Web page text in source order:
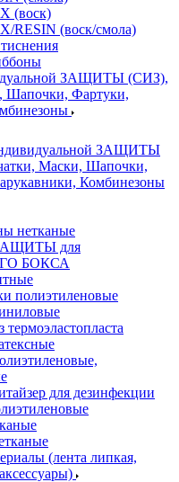
(воск)
RESIN (воск/смола)
ЗАЩИТЫ (СИЗ),
Шапочки, Фартуки,
ЗАЩИТЫ
Маски, Шапочки,
Комбинезоны
нетканые
для
БОКСА
полиэтиленовые
термоэластопласта
для дезинфекции
(лента липкая,